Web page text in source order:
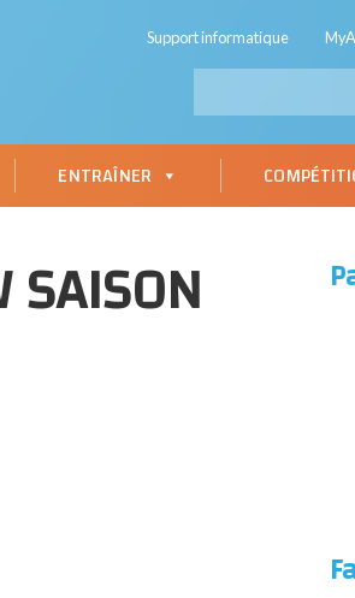
Support informatique
ENTRAÎNER
SAISON